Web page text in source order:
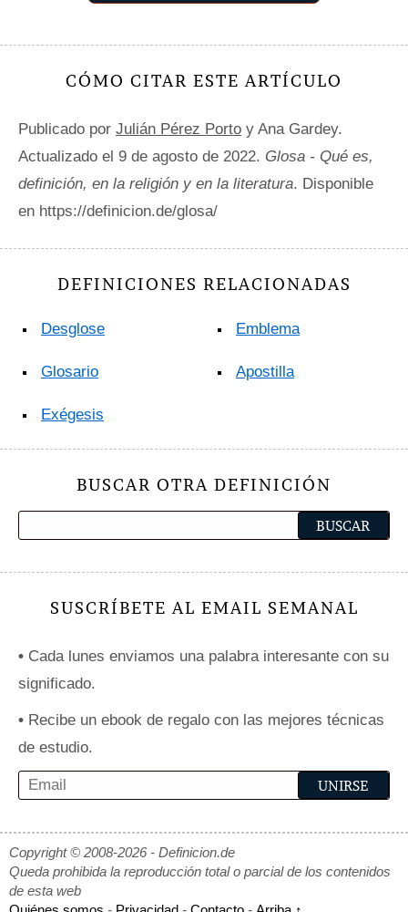
CÓMO CITAR ESTE ARTÍCULO
Publicado por Julián Pérez Porto y Ana Gardey.
Actualizado el 9 de agosto de 2022. Glosa - Qué es,
definición, en la religión y en la literatura. Disponible
en https://definicion.de/glosa/
DEFINICIONES RELACIONADAS
Desglose
Glosario
Exégesis
Emblema
Apostilla
BUSCAR OTRA DEFINICIÓN
SUSCRÍBETE AL EMAIL SEMANAL
• Cada lunes enviamos una palabra interesante con su
significado.
• Recibe un ebook de regalo con las mejores técnicas
de estudio.
Copyright © 2008-2026 - Definicion.de
Queda prohibida la reproducción total o parcial de los contenidos
de esta web